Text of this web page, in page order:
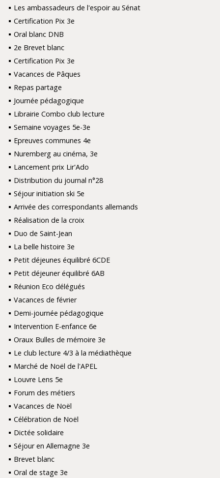
Les ambassadeurs de l'espoir au Sénat
Certification Pix 3e
Oral blanc DNB
2e Brevet blanc
Certification Pix 3e
Vacances de Pâques
Repas partage
Journée pédagogique
Librairie Combo club lecture
Semaine voyages 5e-3e
Epreuves communes 4e
Nuremberg au cinéma, 3e
Lancement prix Lir'Ado
Distribution du journal n°28
Séjour initiation ski 5e
Arrivée des correspondants allemands
Réalisation de la croix
Duo de Saint-Jean
La belle histoire 3e
Petit déjeunes équilibré 6CDE
Petit déjeuner équilibré 6AB
Réunion Eco délégués
Vacances de février
Demi-journée pédagogique
Intervention E-enfance 6e
Oraux Bulles de mémoire 3e
Le club lecture 4/3 à la médiathèque
Marché de Noël de l'APEL
Louvre Lens 5e
Forum des métiers
Vacances de Noël
Célébration de Noël
Dictée solidaire
Séjour en Allemagne 3e
Brevet blanc
Oral de stage 3e